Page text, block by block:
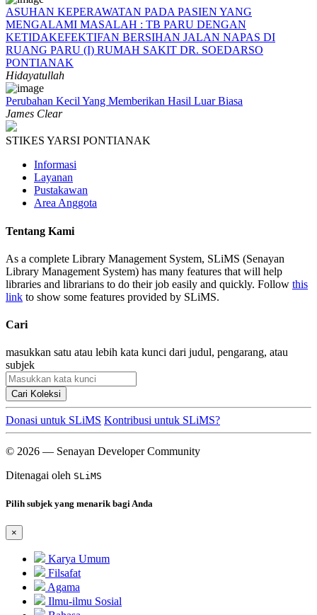
ASUHAN KEPERAWATAN PADA PASIEN YANG
MENGALAMI MASALAH : TB PARU DENGAN
KETIDAKEFEKTIFAN BERSIHAN JALAN NAPAS DI
RUANG PARU (I) RUMAH SAKIT DR. SOEDARSO
PONTIANAK
Hidayatullah
Perubahan Kecil Yang Memberikan Hasil Luar Biasa
James Clear
STIKES YARSI PONTIANAK
Informasi
Layanan
Pustakawan
Area Anggota
Tentang Kami
As a complete Library Management System, SLiMS (Senayan
Library Management System) has many features that will help
libraries and librarians to do their job easily and quickly. Follow this
link to show some features provided by SLiMS.
Cari
masukkan satu atau lebih kata kunci dari judul, pengarang, atau
subjek
Cari Koleksi
Donasi untuk SLiMS Kontribusi untuk SLiMS?
© 2026 — Senayan Developer Community
Ditenagai oleh SLiMS
Pilih subjek yang menarik bagi Anda
×
Karya Umum
Filsafat
Agama
Ilmu-ilmu Sosial